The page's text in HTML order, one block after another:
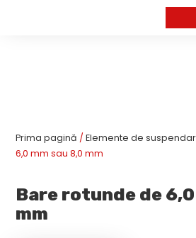
Prima pagină /Elemente de
6,0 mm sau 8,0 mm
Bare rotunde de
mm